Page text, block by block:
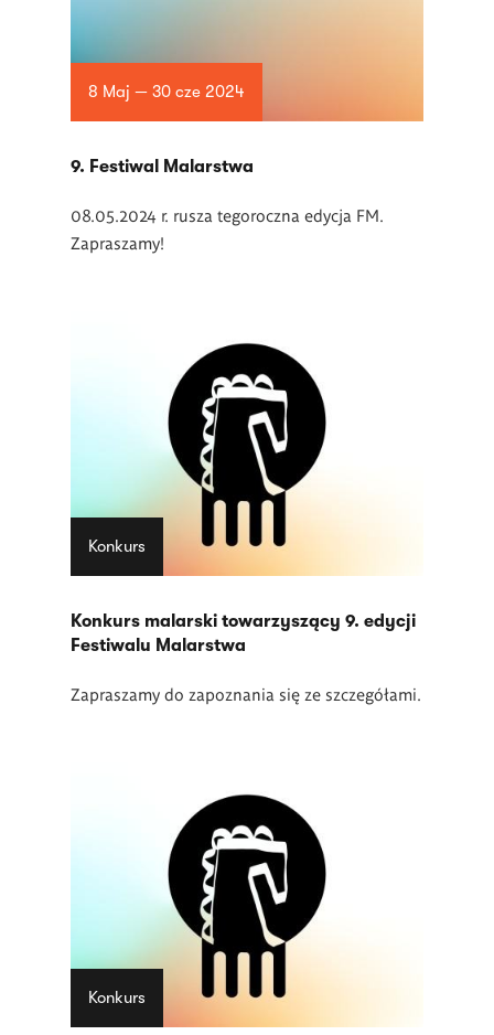
8 Maj — 30 cze 2024
9. Festiwal Malarstwa
08.05.2024 r. rusza tegoroczna edycja FM.
Zapraszamy!
Konkurs
Konkurs malarski towarzyszący 9. edycji
Festiwalu Malarstwa
Zapraszamy do zapoznania się ze szczegółami.
Konkurs